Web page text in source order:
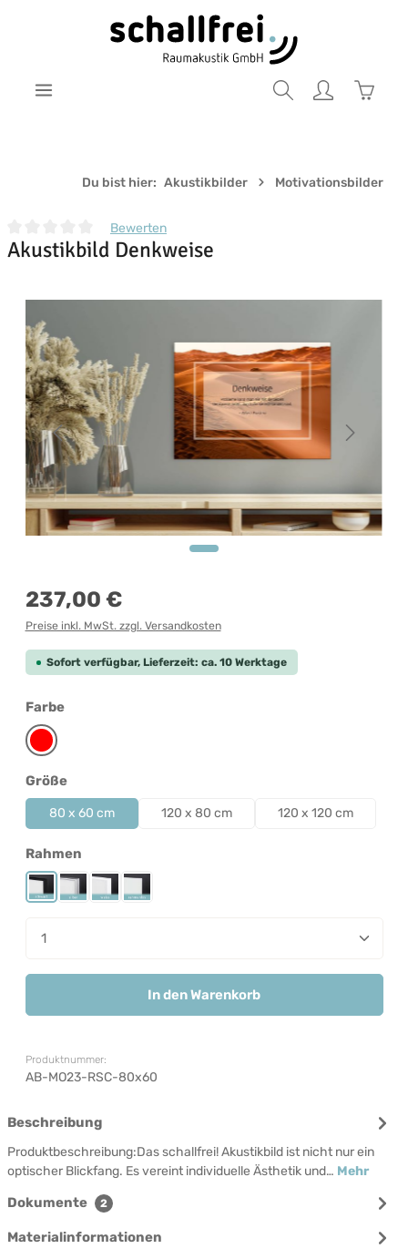
Zum Hauptinhalt springen
Du bist hier: Akustikbilder Motivationsbilder
Durchschnittliche Bewertung von 0 von 5 Sternen
Bewerten
Akustikbild Denkweise
Regulärer Preis:
237,00 €
Preise inkl. MwSt. zzgl. Versandkosten
Sofort verfügbar, Lieferzeit: ca. 10 Werktage
Farbeauswählen
Rot
Größeauswählen
80 x 60 cm 120 x 80 cm 120 x 120 cm
Rahmenauswählen
Rahmen Schwarz
Rahmen Silber
Rahmen Weiß
Rahmenlos
Produkt Anzahl: Gib den gewünschten Wert ein
In den Warenkorb
Produktnummer:
AB-MO23-RSC-80x60
Beschreibung
Produktbeschreibung:Das schallfrei! Akustikbild ist nicht nur ein
optischer Blickfang. Es vereint individuelle Ästhetik und… Mehr
Dokumente 2
Materialinformationen